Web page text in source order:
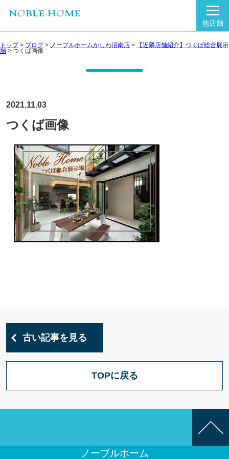
他店舗
トップ> ブログ > ノーブルホームかしわ沼南店 > 【近隣店舗紹介】つくば総合展示
場 > つくば画像
2021.11.03
つくば画像
古い記事を見る
TOPに戻る
ノーブルホーム